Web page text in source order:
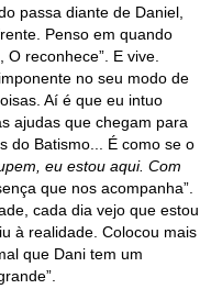
passa diante de Daniel,
Penso em quando
reconhece”. E vive.
no seu modo de
Aí é que eu intuo
ajudas que chegam para
do Batismo... É como se o
eu estou aqui. Com
que nos acompanha”.
cada dia vejo que estou
à realidade. Colocou mais
que Dani tem um